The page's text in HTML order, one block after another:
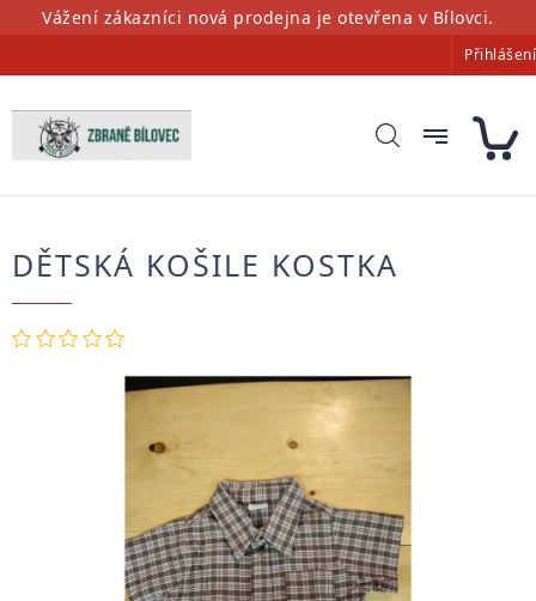
PřejítVážení zákazníci nová prodejna je otevřena v Bílovci.
Přihlášení
DĚTSKÁ KOŠILE KOSTKA
Průměrné
produktu
je